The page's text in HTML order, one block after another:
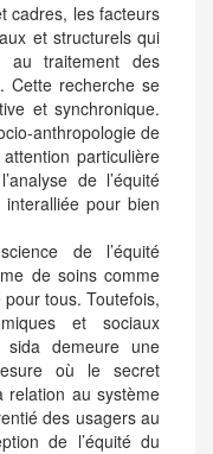
cadres, les facteurs
et structurels qui
au traitement des
Cette recherche se
et synchronique.
anthropologie de
particulière
de l’équité
pour bien
de l’équité
de soins comme
pour tous. Toutefois,
et sociaux
demeure une
où le secret
relation au système
des usagers au
de l’équité du